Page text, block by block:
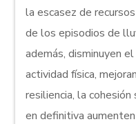
la escasez de
de los episodios de
además, disminuyen
actividad física,
resiliencia, la
en definitiva